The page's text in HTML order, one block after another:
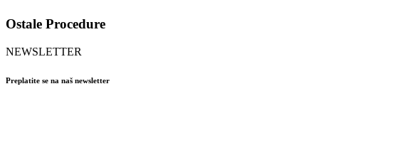
Ostale Procedure
NEWSLETTER
Preplatite se na naš newsletter